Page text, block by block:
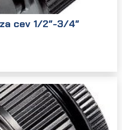
cev 1/2″-3/4″